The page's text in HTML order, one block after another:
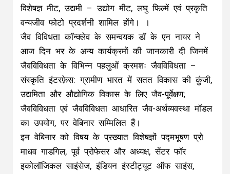
विशेषज्ञ मीट, उद्यमी – उद्योग मीट, लघु फिल्में एवं प्रकृति
वन्यजीव फोटो प्रदर्शनी शामिल होंगे। ।
जैव विविधता कॉन्क्लेव के समन्वयक डॉ के एन नायर ने
आज दिन भर के अन्य कार्यक्रमों की जानकारी दी जिनमें
जैवविविधता के विभिन्न पहलुओं क्रमशः जैवविविधता –
संस्कृति इंटरफ़ेस: ग्रामीण भारत में सतत विकास की कुंजी,
उद्यमिता और औद्योगिक विकास के लिए जैव-पूर्वेक्षण;
जैवविविधता एवं जैवविविधता आधारित जैव-अर्थव्यवस्था मॉडल
का उपयोग, पर वेबिनार सम्मिलित हैं।
इन वेबिनार को विषय के प्रख्यात विशेषज्ञों पद्मभूषण प्रो
माधव गाडगिल, पूर्व प्रोफेसर और अध्यक्ष, सेंटर फॉर
इकोलॉजिकल साइंसेज, इंडियन इंस्टीट्यूट ऑफ साइंस,